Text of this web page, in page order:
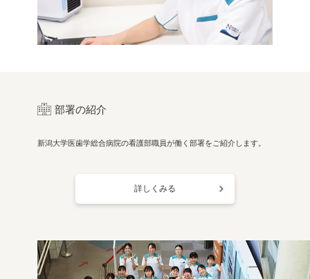
部署の紹介
新潟大学医歯学総合病院の看護部職員が働く 部署をご紹介します。
詳しくみる